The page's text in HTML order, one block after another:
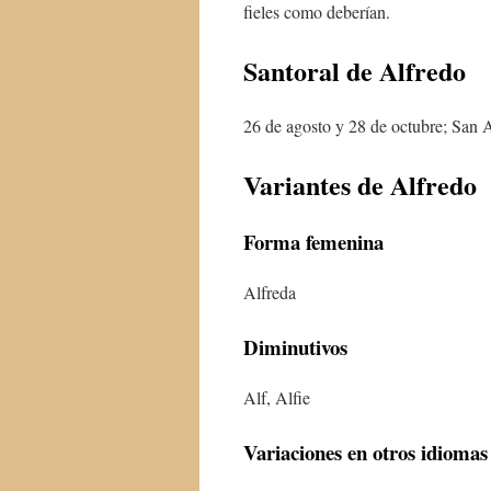
fieles como deberían.
Santoral de Alfredo
26 de agosto y 28 de octubre; San
Variantes de Alfredo
Forma femenina
Alfreda
Diminutivos
Alf, Alfie
Variaciones en otros idiomas